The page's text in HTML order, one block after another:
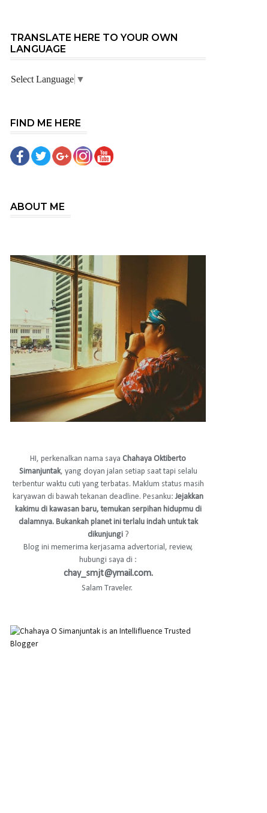
TRANSLATE HERE TO YOUR OWN
LANGUAGE
Select Language ▼
FIND ME HERE
ABOUT ME
HI, perkenalkan nama saya Chahaya Oktiberto
Simanjuntak, yang doyan jalan setiap saat tapi selalu
terbentur waktu cuti yang terbatas. Maklum status masih
karyawan di bawah tekanan deadline. Pesanku:Jejakkan
kakimu di kawasan baru, temukan serpihan hidupmu di
dalamnya. Bukankah planet ini terlalu indah untuk tak
dikunjungi?
Blog ini memerima kerjasama advertorial, review,
hubungi saya di :
chay_smjt@ymail.com.
Salam Traveler.